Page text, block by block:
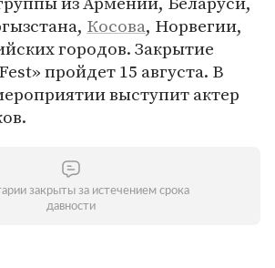
Косова, Норвегии,
городов. Закрытие
пройдет 15 августа. В
выступит актер
закрыты за истечением срока
давности